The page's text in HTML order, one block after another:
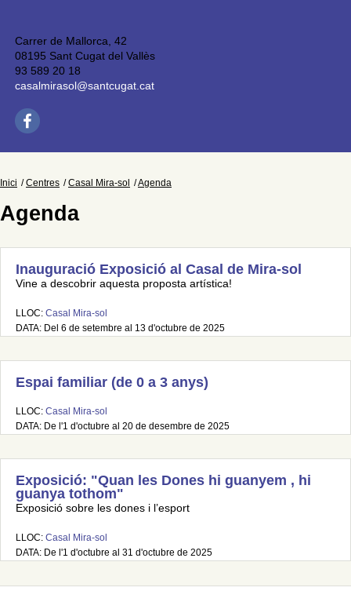
Carrer de Mallorca, 42
08195 Sant Cugat del Vallès
93 589 20 18
casalmirasol@santcugat.cat
Inici Centres Casal Mira-sol Agenda
Agenda
Inauguració Exposició al Casal de Mira-sol
Vine a descobrir aquesta proposta artística!
LLOC: Casal Mira-sol
DATA: Del 6 de setembre al 13 d'octubre de 2025
Espai familiar (de 0 a 3 anys)
LLOC: Casal Mira-sol
DATA: De l'1 d'octubre al 20 de desembre de 2025
Exposició: "Quan les Dones hi guanyem , hi
guanya tothom"
Exposició sobre les dones i l’esport
LLOC: Casal Mira-sol
DATA: De l'1 d'octubre al 31 d'octubre de 2025